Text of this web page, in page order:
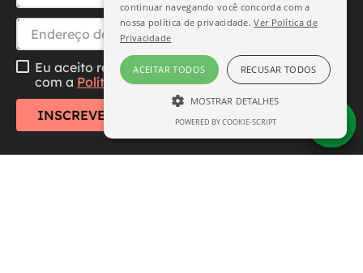
Eu aceito receber essa newsletter, li e concordo
com a Política de Privacidade
INSCREVER-SE
continuar navegando você concorda com a
nossa política de privacidade.Ver Política de
Privacidade
ACEITAR TODOS RECUSAR TODOS
MOSTRAR DETALHES
ESTRITAMENTE NECESSÁRIO
POWERED BY COOKIE-SCRIPT